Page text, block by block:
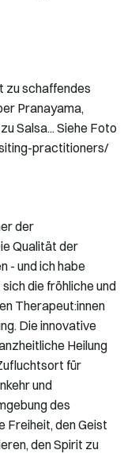
zu schaffendes
Pranayama,
Salsa... Siehe Foto
practitioners/
der
Qualität der
- und ich habe
die fröhliche und
Therapeut:innen
Heilung
für
und
des
Freiheit, den Geist
den Spirit zu